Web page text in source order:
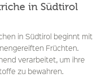
in Südtirol
in Südtirol beginnt mit
Früchten.
verarbeitet, um ihre
zu bewahren.